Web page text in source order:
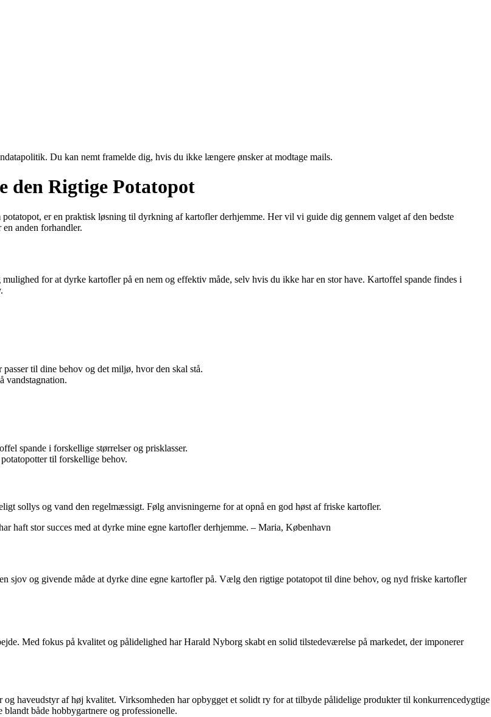
Du kan nemt framelde dig, hvis du ikke længere ønsker at modtage mails.
den Rigtige Potatopot
er en praktisk løsning til dyrkning af kartofler derhjemme. Her vil vi guide dig gennem valget af den bedste
anden forhandler.
for at dyrke kartofler på en nem og effektiv måde, selv hvis du ikke har en stor have. Kartoffel spande findes i
til dine behov og det miljø, hvor den skal stå.
vandstagnation.
spande i forskellige størrelser og prisklasser.
til forskellige behov.
sollys og vand den regelmæssigt. Følg anvisningerne for at opnå en god høst af friske kartofler.
haft stor succes med at dyrke mine egne kartofler derhjemme. – Maria, København
sjov og givende måde at dyrke dine egne kartofler på. Vælg den rigtige potatopot til dine behov, og nyd friske kartofler
Med fokus på kvalitet og pålidelighed har Harald Nyborg skabt en solid tilstedeværelse på markedet, der imponerer
haveudstyr af høj kvalitet. Virksomheden har opbygget et solidt ry for at tilbyde pålidelige produkter til konkurrencedygtige
både hobbygartnere og professionelle.